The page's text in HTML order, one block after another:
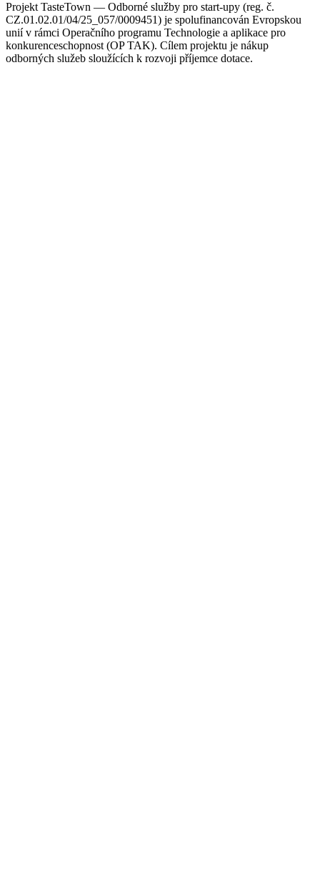
Projekt TasteTown — Odborné služby pro start-upy (reg. č.
CZ.01.02.01/04/25_057/0009451) je spolufinancován Evropskou
unií v rámci Operačního programu Technologie a aplikace pro
konkurenceschopnost (OP TAK). Cílem projektu je nákup
odborných služeb sloužících k rozvoji příjemce dotace.